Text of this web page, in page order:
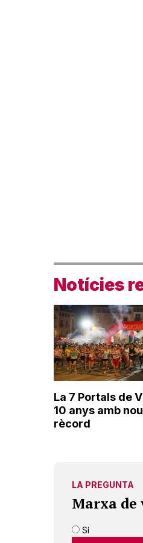
Notícies
La 7 Portals de
10 anys amb nou
rècord
LA PREGUNTA
Marxa de
Sí